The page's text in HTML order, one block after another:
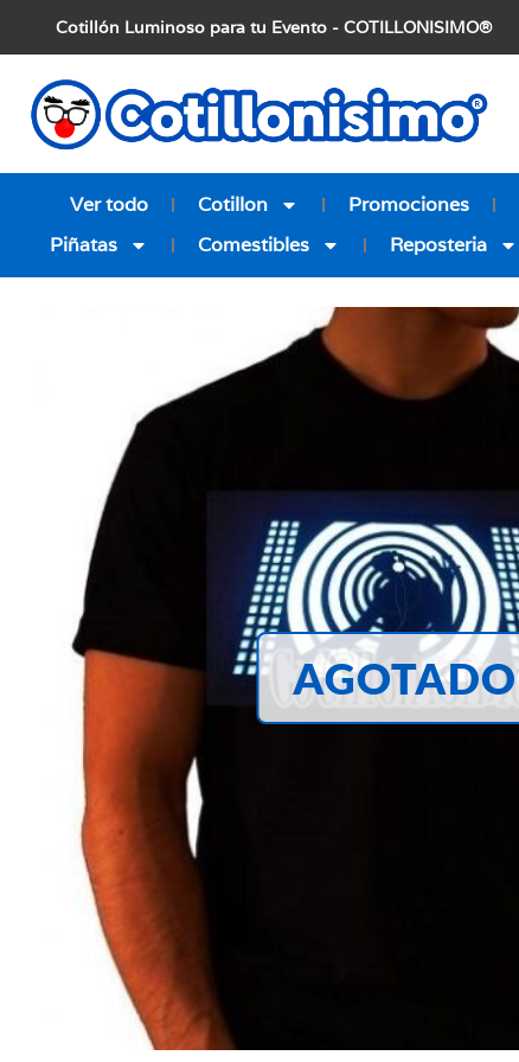
Cotillón Luminoso para tu Evento - COTILLONISIMO®
Ver todo Cotillon Promociones
Piñatas
Comestibles Reposteria
AGOTADO